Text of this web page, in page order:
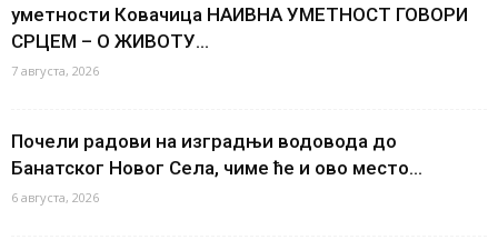
уметности Ковачица НАИВНА УМЕТНОСТ ГОВОРИ
СРЦЕМ – О ЖИВОТУ...
7 августа, 2026
Почели радови на изградњи водовода до
Банатског Новог Села, чиме ће и ово место...
6 августа, 2026